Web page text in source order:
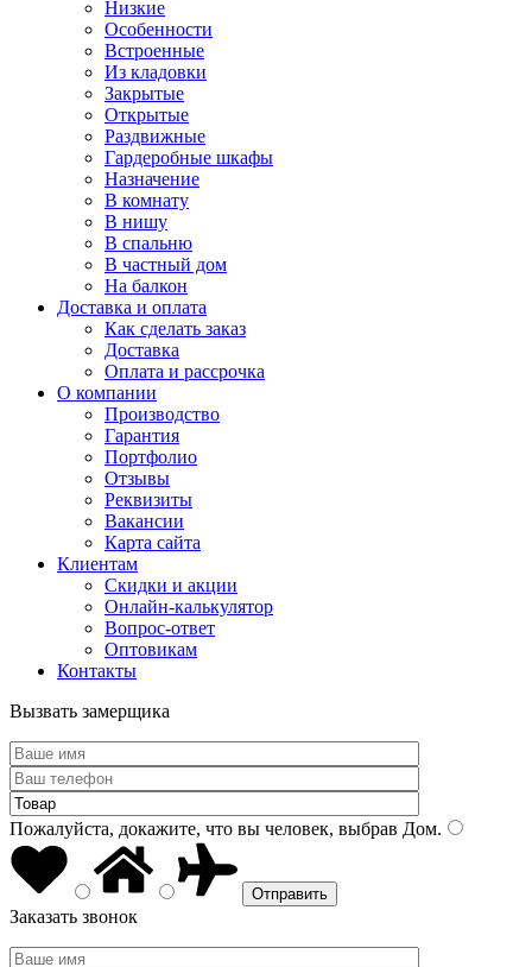
Низкие
Особенности
Встроенные
Из кладовки
Закрытые
Открытые
Раздвижные
Гардеробные шкафы
Назначение
В комнату
В нишу
В спальню
В частный дом
На балкон
Доставка и оплата
Как сделать заказ
Доставка
Оплата и рассрочка
О компании
Производство
Гарантия
Портфолио
Отзывы
Реквизиты
Вакансии
Карта сайта
Клиентам
Скидки и акции
Онлайн-калькулятор
Вопрос-ответ
Оптовикам
Контакты
Вызвать замерщика
Пожалуйста, докажите, что вы человек, выбрав Дом.
Заказать звонок